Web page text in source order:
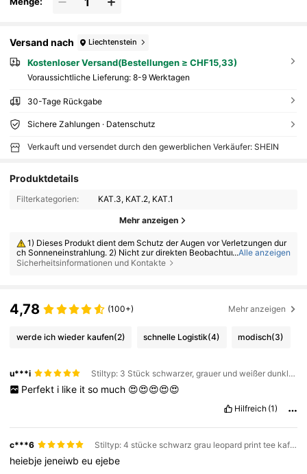
Versand nach Liechtenstein
Kostenloser Versand(Bestellungen ≥ CHF15,33)
Voraussichtliche Lieferung: 8-9 Werktagen
30-Tage Rückgabe
Sichere Zahlungen · Datenschutz
Verkauft und versendet durch den gewerblichen Verkäufer: SHEIN
Produktdetails
Filterkategorien: KAT.3, KAT.2, KAT.1
Mehr anzeigen
1) Dieses Produkt dient dem Schutz der Augen vor Verletzungen dur
ch Sonneneinstrahlung. 2) Nicht zur direkten Beobachtung der Sonne v
erwenden. 3) Nicht zum Schutz vor künstlichen Lichtquellen. 4) Nicht a
...Alle anzeigen
Sicherheitsinformationen und Kontakte
4,78 (100+) Mehr anzeigen
werde ich wieder kaufen(2) schnelle Logistik(4) modisch(3)
u***i Stiltyp: 3 Stück schwarzer, grauer und weißer dunkler Tee mit Leopardenmuster
Perfekt i like it so much 😍😍😍😍😍
Hilfreich (1)
c***6 Stiltyp: 4 stücke schwarz grau leopard print tee kaffee blau
heiebje jeneiwbeuejebe